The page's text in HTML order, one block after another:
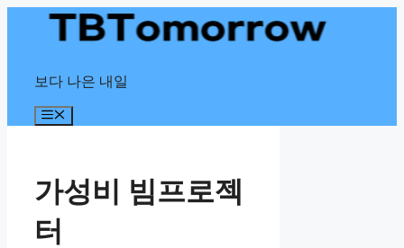
보다 나은 내일
Menu
가성비 빔프로젝
터